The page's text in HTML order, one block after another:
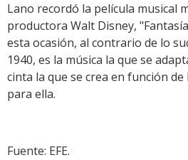
Lano recordó la película musical
productora Walt Disney,
esta ocasión, al contrario de lo
1940, es la música la que se
cinta la que se crea en función de
para ella.
Fuente: EFE.